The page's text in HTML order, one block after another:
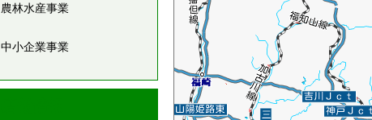
農林水産事業
中小企業事業